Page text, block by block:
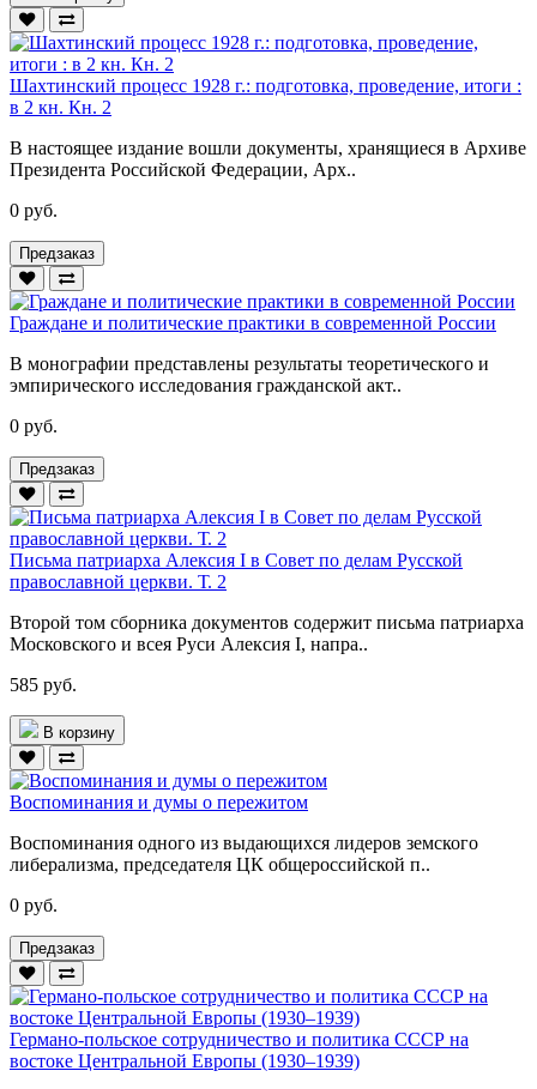
Шахтинский процесс 1928 г.: подготовка, проведение, итоги :
в 2 кн. Кн. 2
В настоящее издание вошли документы, хранящиеся в Архиве
Президента Российской Федерации, Арх..
0 руб.
Предзаказ
Граждане и политические практики в современной России
В монографии представлены результаты теоретического и
эмпирического исследования гражданской акт..
0 руб.
Предзаказ
Письма патриарха Алексия I в Совет по делам Русской
православной церкви. Т. 2
Второй том сборника документов содержит письма патриарха
Московского и всея Руси Алексия I, напра..
585 руб.
В корзину
Воспоминания и думы о пережитом
Воспоминания одного из выдающихся лидеров земского
либера­лизма, председателя ЦК общероссийской п..
0 руб.
Предзаказ
Германо-польское сотрудничество и политика СССР на
востоке Центральной Европы (1930–1939)